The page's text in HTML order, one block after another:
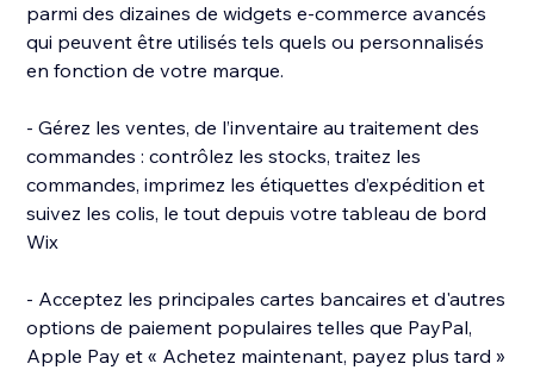
parmi des dizaines de widgets e‑commerce avancés
qui peuvent être utilisés tels quels ou personnalisés
en fonction de votre marque.
- Gérez les ventes, de l’inventaire au traitement des
commandes : contrôlez les stocks, traitez les
commandes, imprimez les étiquettes d’expédition et
suivez les colis, le tout depuis votre tableau de bord
Wix
- Acceptez les principales cartes bancaires et d'autres
options de paiement populaires telles que PayPal,
Apple Pay et « Achetez maintenant, payez plus tard »